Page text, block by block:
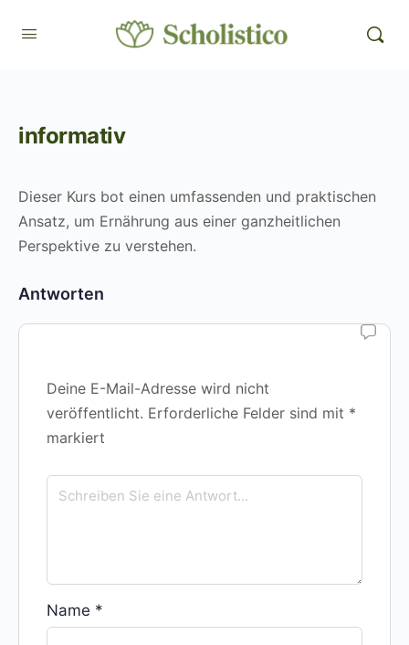
informativ
Dieser Kurs bot einen umfassenden und praktischen
Ansatz, um Ernährung aus einer ganzheitlichen
Perspektive zu verstehen.
Antworten
Deine E-Mail-Adresse wird nicht
veröffentlicht. Erforderliche Felder sind mit *
markiert
Name *